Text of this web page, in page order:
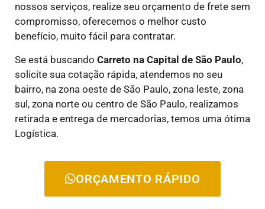
nossos serviços, realize seu orçamento de frete sem
compromisso, oferecemos o melhor custo
benefício, muito fácil para contratar.
Se está buscando Carreto na Capital de São Paulo,
solicite sua cotação rápida, atendemos no seu
bairro, na zona oeste de São Paulo, zona leste, zona
sul, zona norte ou centro de São Paulo, realizamos
retirada e entrega de mercadorias, temos uma ótima
Logística.
ORÇAMENTO RÁPIDO